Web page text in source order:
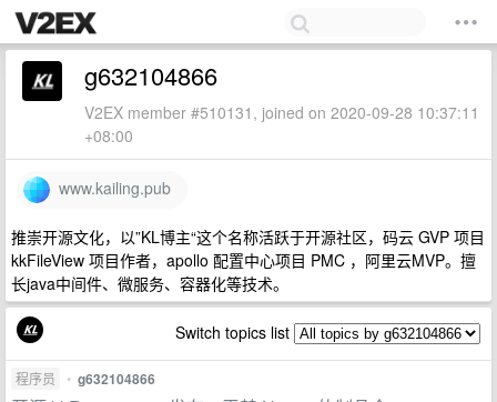
g632104866
V2EX member #510131, joined on 2020-09-28 10:37:11
+08:00
www.kailing.pub
推崇开源文化，以”KL博主“这个名称活跃于开源社区，码云 GVP 项目
kkFileView 项目作者，apollo 配置中心项目 PMC ，阿里云MVP。擅
长java中间件、微服务、容器化等技术。
Switch topics list
程序员 • g632104866